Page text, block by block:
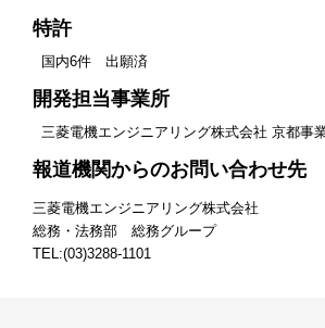
特許
国内6件 出願済
開発担当事業所
三菱電機エンジニアリング株式会社 京都事
報道機関からのお問い合わせ先
三菱電機エンジニアリング株式会社
総務・法務部 総務グループ
TEL:(03)3288-1101